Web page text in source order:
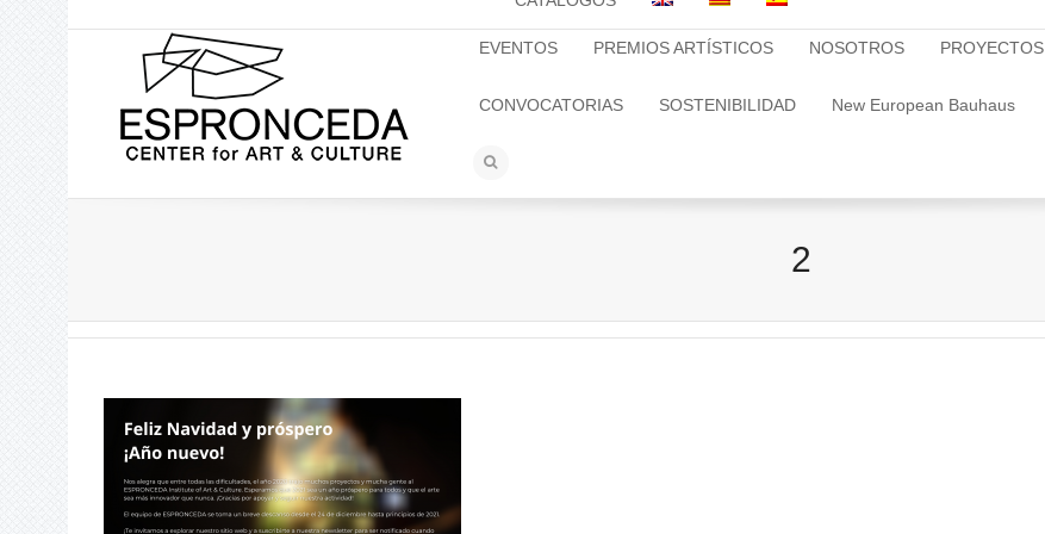
EVENTOS PREMIOS ARTÍSTICOS NOSOTROS PROYECTOS
CONVOCATORIAS SOSTENIBILIDAD New European Bauhaus
2